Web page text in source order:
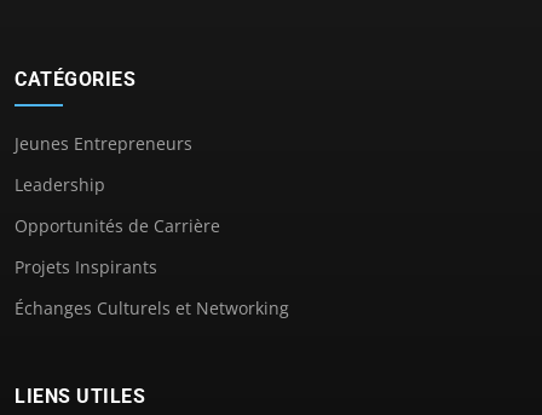
CATÉGORIES
Jeunes Entrepreneurs
Leadership
Opportunités de Carrière
Projets Inspirants
Échanges Culturels et Networking
LIENS UTILES